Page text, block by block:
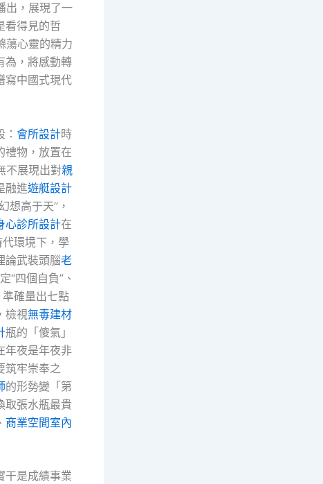
出，展現了一
看得見的哲
蕩心靈的精力
為，將感動轉
寫中國式現代
會所設計時
禮物，放置在
不展現出對親
融進遊艇設計
想高于天”，
心診所設計在
環境下，學
論武裝頭腦老
“四個自負”、
確量出七點
檢視無毒建材
瓶的「傻氣」
年夜是年夜非
筑牢崇奉之
的形勢變「第
取張水瓶最貴
商業空間室內
干是成績事業